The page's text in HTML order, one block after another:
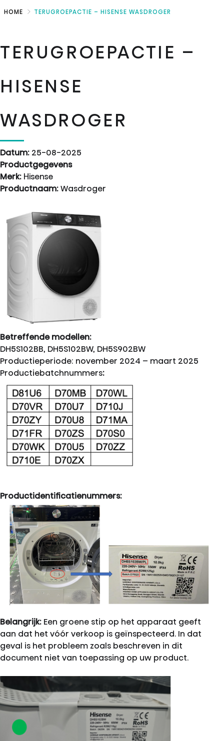
Skip
HOME TERUGROEPACTIE – HISENSE WASDROGER
TERUGROEPACTIE –
HISENSE
WASDROGER
Datum: 25-08-2025
Productgegevens
Merk: Hisense
Productnaam:Wasdroger
Betreffende modellen:
DH5S102BB, DH5S102BW, DH5S902BW
Productieperiode: november 2024 – maart 2025
Productiebatchnummers:
Productidentificatienummers:
Belangrijk: Een groene stip op het apparaat geeft
aan dat het vóór verkoop is geïnspecteerd. In dat
geval is het probleem zoals beschreven in dit
document niet van toepassing op uw product.